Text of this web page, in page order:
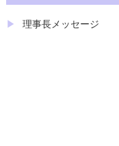
理事長メッセージ